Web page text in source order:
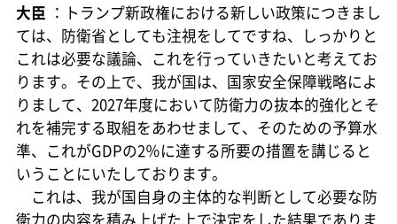
大臣 ：トランプ新政権における新しい政策につきまし
ては、防衛省としても注視をしてですね、しっかりと
これは必要な議論、これを行っていきたいと考えてお
ります。その上で、我が国は、国家安全保障戦略によ
りまして、2027年度において防衛力の抜本的強化とそ
れを補完する取組をあわせまして、そのための予算水
準、これがGDPの2％に達する所要の措置を講じると
いうことにいたしております。
これは、我が国自身の主体的な判断として必要な防
衛力の内容を積み上げた上で決定をした結果でありま